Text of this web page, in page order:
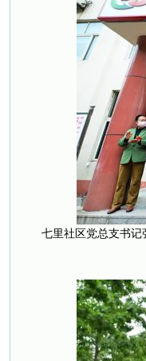
七里社区党总支书